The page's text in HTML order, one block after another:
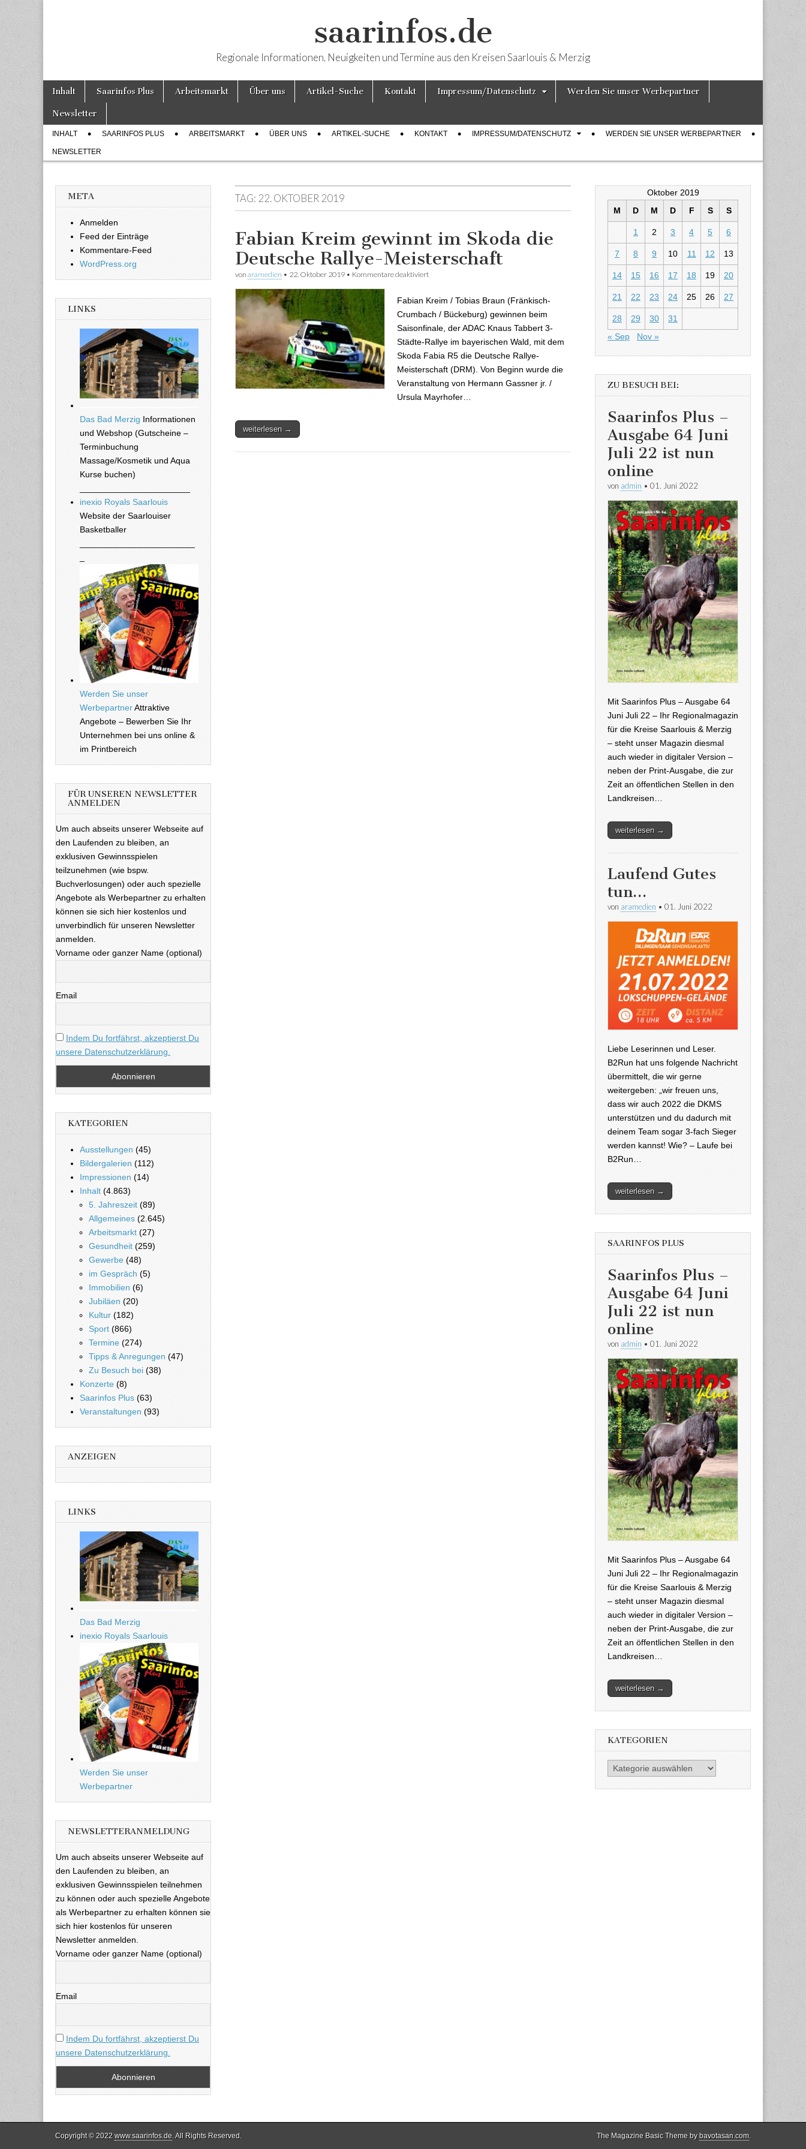
saarinfos.de
Regionale Informationen, Neuigkeiten und Termine aus den Kreisen Saarlouis & Merzig
Hauptmenü
Weiter zum Inhalt
Inhalt Saarinfos Plus Arbeitsmarkt Über uns Artikel-Suche Kontakt Impressum/Datenschutz Werden Sie unser Werbepartner
Newsletter
Untermenü
INHALT SAARINFOS PLUS ARBEITSMARKT ÜBER UNS ARTIKEL-SUCHE KONTAKT IMPRESSUM/DATENSCHUTZ WERDEN SIE UNSER WERBEPARTNER
NEWSLETTER
TAG: 22. OKTOBER 2019
Fabian Kreim gewinnt im Skoda die
Deutsche Rallye-Meisterschaft
von aramedien • 22. Oktober 2019 • Kommentare deaktiviert
Fabian Kreim / Tobias Braun (Fränkisch-
Crumbach / Bückeburg) gewinnen beim
Saisonfinale, der ADAC Knaus Tabbert 3-
Städte-Rallye im bayerischen Wald, mit dem
Skoda Fabia R5 die Deutsche Rallye-
Meisterschaft (DRM). Von Beginn wurde die
Veranstaltung von Hermann Gassner jr. /
Ursula Mayrhofer…
weiterlesen →
META
Anmelden
Feed der Einträge
Kommentare-Feed
WordPress.org
LINKS
Das Bad Merzig Informationen
und Webshop (Gutscheine –
Terminbuchung
Massage/Kosmetik und Aqua
Kurse buchen)
inexio Royals Saarlouis
Website der Saarlouiser
Basketballer
Werden Sie unser
WerbepartnerAttraktive
Angebote – Bewerben Sie Ihr
Unternehmen bei uns online &
im Printbereich
FÜR UNSEREN NEWSLETTER
ANMELDEN
Um auch abseits unserer Webseite auf
den Laufenden zu bleiben, an
exklusiven Gewinnsspielen
teilzunehmen (wie bspw.
Buchverlosungen) oder auch spezielle
Angebote als Werbepartner zu erhalten
können sie sich hier kostenlos und
unverbindlich für unseren Newsletter
anmelden.
Vorname oder ganzer Name (optional)
Email
Indem Du fortfährst, akzeptierst Du
unsere Datenschutzerklärung.
KATEGORIEN
Ausstellungen (45)
Bildergalerien (112)
Impressionen (14)
Inhalt (4.863)
5. Jahreszeit (89)
Allgemeines (2.645)
Arbeitsmarkt (27)
Gesundheit (259)
Gewerbe (48)
im Gespräch (5)
Immobilien (6)
Jubiläen (20)
Kultur (182)
Sport (866)
Termine (274)
Tipps & Anregungen (47)
Zu Besuch bei (38)
Konzerte (8)
Saarinfos Plus (63)
Veranstaltungen (93)
ANZEIGEN
LINKS
Das Bad Merzig
inexio Royals Saarlouis
Werden Sie unser
Werbepartner
NEWSLETTERANMELDUNG
Um auch abseits unserer Webseite auf
den Laufenden zu bleiben, an
exklusiven Gewinnsspielen teilnehmen
zu können oder auch spezielle Angebote
als Werbepartner zu erhalten können sie
sich hier kostenlos für unseren
Newsletter anmelden.
Vorname oder ganzer Name (optional)
Email
Indem Du fortfährst, akzeptierst Du
unsere Datenschutzerklärung.
Oktober 2019
M
D M D F S S
1 2 3 4 5 6
7 8 9 10 11 12 13
14 15 16 17 18 19 20
21 22 23 24 25 26 27
28 29 30
31
« Sep
Nov »
ZU BESUCH BEI:
Saarinfos Plus –
Ausgabe 64 Juni
Juli 22 ist nun
online
von admin • 01. Juni 2022
Mit Saarinfos Plus – Ausgabe 64
Juni Juli 22 – Ihr Regionalmagazin
für die Kreise Saarlouis & Merzig
– steht unser Magazin diesmal
auch wieder in digitaler Version –
neben der Print-Ausgabe, die zur
Zeit an öffentlichen Stellen in den
Landkreisen…
weiterlesen →
Laufend Gutes
tun…
von aramedien • 01. Juni 2022
Liebe Leserinnen und Leser.
B2Run hat uns folgende Nachricht
übermittelt, die wir gerne
weitergeben: „wir freuen uns,
dass wir auch 2022 die DKMS
unterstützen und du dadurch mit
deinem Team sogar 3-fach Sieger
werden kannst! Wie? – Laufe bei
B2Run…
weiterlesen →
SAARINFOS PLUS
Saarinfos Plus –
Ausgabe 64 Juni
Juli 22 ist nun
online
von admin • 01. Juni 2022
Mit Saarinfos Plus – Ausgabe 64
Juni Juli 22 – Ihr Regionalmagazin
für die Kreise Saarlouis & Merzig
– steht unser Magazin diesmal
auch wieder in digitaler Version –
neben der Print-Ausgabe, die zur
Zeit an öffentlichen Stellen in den
Landkreisen…
weiterlesen →
KATEGORIEN
Kategorien
Copyright © 2022 www.saarinfos.de. All Rights Reserved. The Magazine Basic Theme bybavotasan.com.